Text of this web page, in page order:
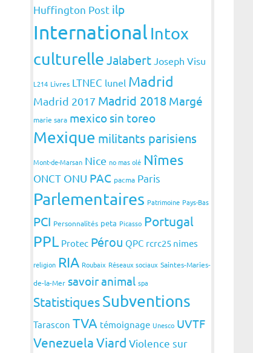
Huffington Post ilp
International Intox
culturelle Jalabert Joseph Visu
L214 Livres LTNEC lunel Madrid
Madrid 2017 Madrid 2018 Margé
marie sara mexico sin toreo
Mexique militants parisiens
Mont-de-Marsan Nice no mas olé Nîmes
ONCT ONU PAC pacma Paris
Parlementaires Patrimoine Pays-Bas
PCI Personnalités peta Picasso Portugal
PPL Protec Pérou QPC rcrc25 nimes
religion RIA Roubaix Réseaux sociaux Saintes-Maries-
de-la-Mer savoir animal spa
StatistiquesSubventions
Tarascon TVA témoignage Unesco UVTF
VenezuelaViard Violence sur